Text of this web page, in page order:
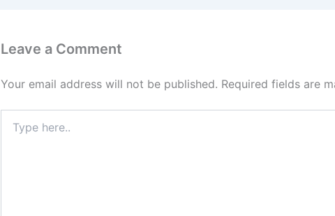
Leave a Comment
Your email address will not be published. Required fields are
here..